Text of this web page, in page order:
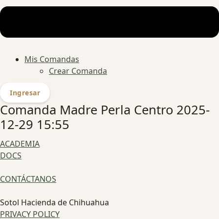
Mis Comandas
Crear Comanda
Ingresar
Comanda Madre Perla Centro 2025-
12-29 15:55
ACADEMIA
DOCS
CONTÁCTANOS
Sotol Hacienda de Chihuahua
PRIVACY POLICY